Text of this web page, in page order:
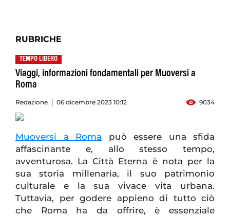
RUBRICHE
TEMPO LIBERO
Viaggi, informazioni fondamentali per Muoversi a
Roma
Redazione 06 dicembre 2023 10:12 9034
Muoversi a Roma può essere una sfida
affascinante e, allo stesso tempo,
avventurosa. La Città Eterna è nota per la
sua storia millenaria, il suo patrimonio
culturale e la sua vivace vita urbana.
Tuttavia, per godere appieno di tutto ciò
che Roma ha da offrire, è essenziale